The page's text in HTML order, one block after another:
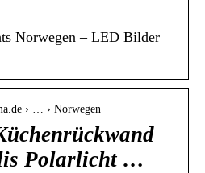
Norwegen – LED Bilder
› … › Norwegen
Polarlicht …